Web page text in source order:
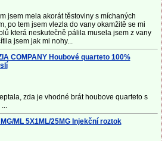
jsem mela akorát těstoviny s míchaných
po tem jsem vlezla do vany okamžitě se mi
která neskutečně pálila musela jsem z vany
jsem jak mi nohy...
COMPANY Houbové quarteto 100%
zda je vhodné brát houbove quarteto s
ML 5X1ML/25MG Injekční roztok